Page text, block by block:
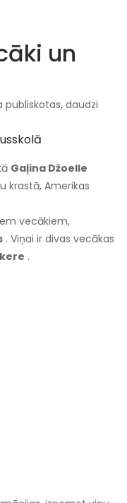
un
daudzi
Gaļina Džoelle
krastā, Amerikas
vecākiem,
. Viņai ir divas vecākas
.